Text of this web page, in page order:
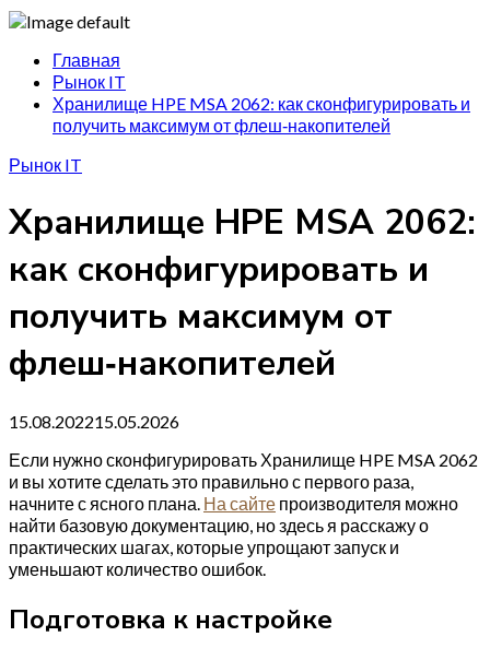
Главная
Рынок IT
Хранилище HPE MSA 2062: как сконфигурировать и
получить максимум от флеш‑накопителей
Рынок IT
Хранилище HPE MSA 2062:
как сконфигурировать и
получить максимум от
флеш‑накопителей
15.08.202215.05.2026
Если нужно сконфигурировать Хранилище HPE MSA 2062
и вы хотите сделать это правильно с первого раза,
начните с ясного плана. На сайте производителя можно
найти базовую документацию, но здесь я расскажу о
практических шагах, которые упрощают запуск и
уменьшают количество ошибок.
Подготовка к настройке